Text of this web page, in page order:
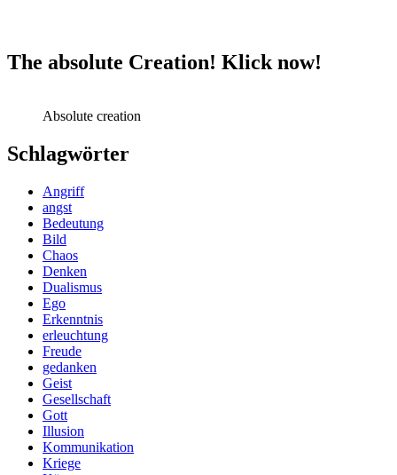
The absolute Creation! Klick now!
Absolute creation
Schlagwörter
Angriff
angst
Bedeutung
Bild
Chaos
Denken
Dualismus
Ego
Erkenntnis
erleuchtung
Freude
gedanken
Geist
Gesellschaft
Gott
Illusion
Kommunikation
Kriege